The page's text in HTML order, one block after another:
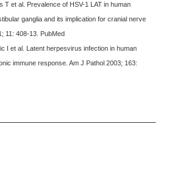
T et al. Prevalence of HSV-1 LAT in human
ganglia and its implication for cranial nerve
11: 408-13. PubMed
I et al. Latent herpesvirus infection in human
immune response. Am J Pathol 2003; 163: